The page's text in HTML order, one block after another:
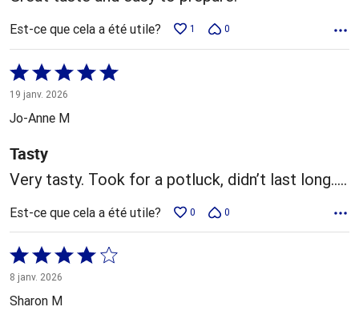
Est-ce que cela a été utile? 1 0
Coté
5 sur
5
19 janv. 2026
Jo-Anne M
Tasty
Very tasty. Took for a potluck, didn’t last long…..
Est-ce que cela a été utile? 0 0
Coté
4 sur
5
8 janv. 2026
Sharon M